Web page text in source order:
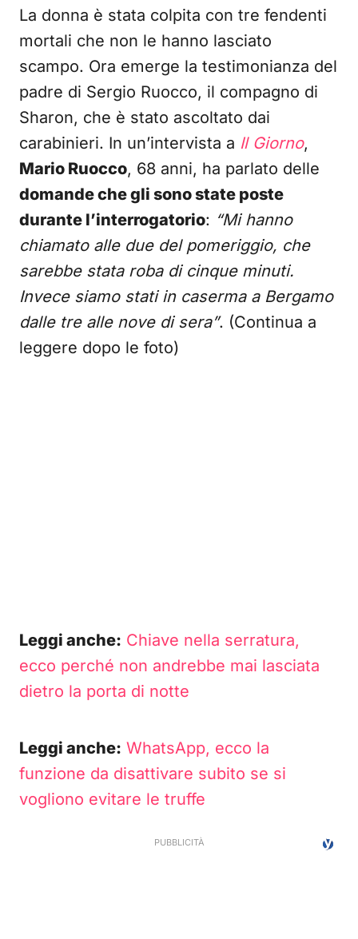
La donna è stata colpita con tre fendenti
mortali che non le hanno lasciato
scampo. Ora emerge la testimonianza del
padre di Sergio Ruocco, il compagno di
Sharon, che è stato ascoltato dai
carabinieri. In un’intervista a Il Giorno,
Mario Ruocco, 68 anni, ha parlato delle
domande che gli sono state poste
durante l’interrogatorio: “Mi hanno
chiamato alle due del pomeriggio, che
sarebbe stata roba di cinque minuti.
Invece siamo stati in caserma a Bergamo
dalle tre alle nove di sera”. (Continua a
leggere dopo le foto)
Leggi anche: Chiave nella serratura,
ecco perché non andrebbe mai lasciata
dietro la porta di notte
Leggi anche: WhatsApp, ecco la
funzione da disattivare subito se si
vogliono evitare le truffe